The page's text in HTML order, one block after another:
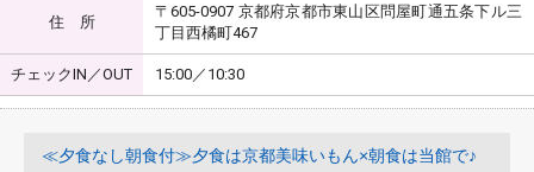
住 所
〒605-0907 京都府京都市東山区問屋町通五条下ル三
丁目西橘町467
チェックIN／OUT 15:00／10:30
≪夕食なし朝食付≫夕食は京都美味いもん×朝食は当館で♪